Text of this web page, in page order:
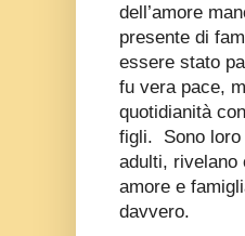
dell’amore
presente di
essere stato
fu vera pace,
quotidianità
figli. Sono loro
adulti,
amore e
davvero.